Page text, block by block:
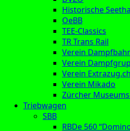
Historische
OeBB
TEE-Classics
TR Trans Rail
Verein
Verein
Verein Extrazug.ch
Verein Mikado
Zürcher
Triebwagen
SBB
RBDe 560